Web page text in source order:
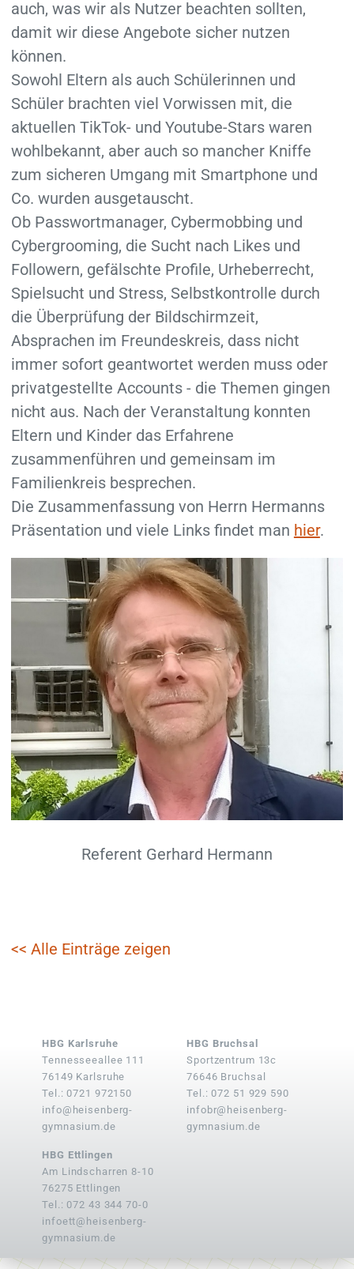
auch, was wir als Nutzer beachten sollten,
damit wir diese Angebote sicher nutzen
können.
Sowohl Eltern als auch Schülerinnen und
Schüler brachten viel Vorwissen mit, die
aktuellen TikTok- und Youtube-Stars waren
wohlbekannt, aber auch so mancher Kniffe
zum sicheren Umgang mit Smartphone und
Co. wurden ausgetauscht.
Ob Passwortmanager, Cybermobbing und
Cybergrooming, die Sucht nach Likes und
Followern, gefälschte Profile, Urheberrecht,
Spielsucht und Stress, Selbstkontrolle durch
die Überprüfung der Bildschirmzeit,
Absprachen im Freundeskreis, dass nicht
immer sofort geantwortet werden muss oder
privatgestellte Accounts - die Themen gingen
nicht aus. Nach der Veranstaltung konnten
Eltern und Kinder das Erfahrene
zusammenführen und gemeinsam im
Familienkreis besprechen.
Die Zusammenfassung von Herrn Hermanns
Präsentation und viele Links findet man hier.
Referent Gerhard Hermann
<< Alle Einträge zeigen
HBG Karlsruhe
Tennesseeallee 111
76149 Karlsruhe
Tel.: 0721 972150
info@heisenberg-
gymnasium.de
HBG Bruchsal
Sportzentrum 13c
76646 Bruchsal
Tel.: 072 51 929 590
infobr@heisenberg-
gymnasium.de
HBG Ettlingen
Am Lindscharren 8-10
76275 Ettlingen
Tel.: 072 43 344 70-0
infoett@heisenberg-
gymnasium.de